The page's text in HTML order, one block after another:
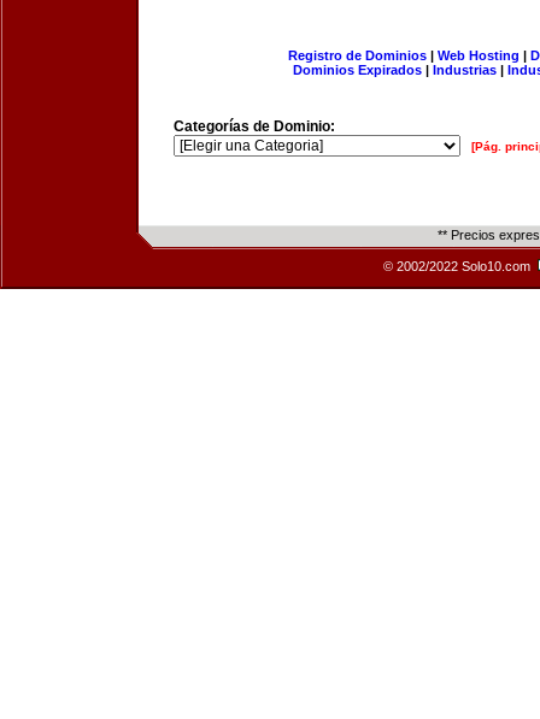
Registro de Dominios| Web Hosting |
Dominios Expirados | Industrias |
Categorías de Dominio:
[Pág.
** Precios
© 2002/2022 Solo10.com